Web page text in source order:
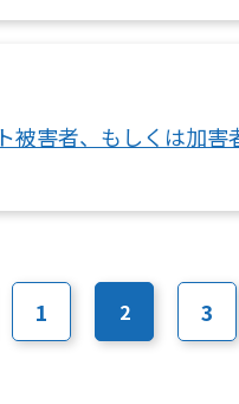
被害者、もしくは加
1 2 3